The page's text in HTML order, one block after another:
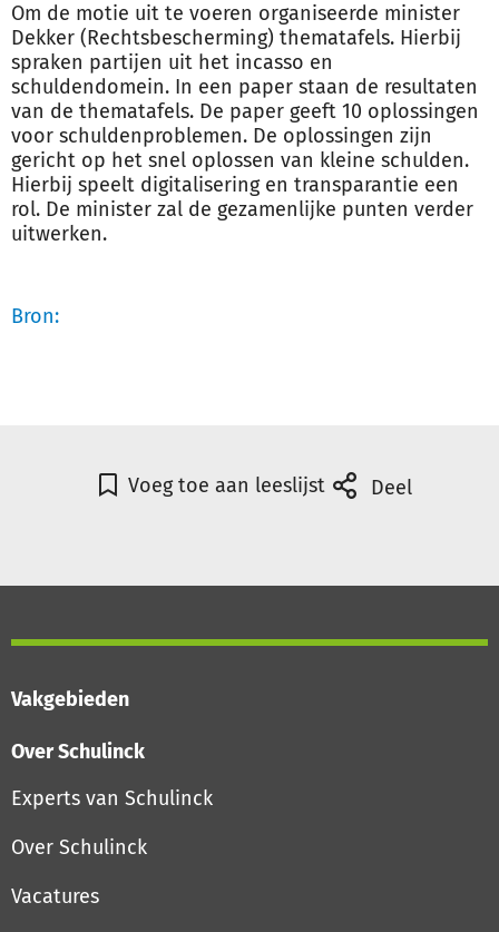
Om de motie uit te voeren organiseerde minister
Dekker (Rechtsbescherming) thematafels. Hierbij
spraken partijen uit het incasso en
schuldendomein. In een paper staan de resultaten
van de thematafels. De paper geeft 10 oplossingen
voor schuldenproblemen. De oplossingen zijn
gericht op het snel oplossen van kleine schulden.
Hierbij speelt digitalisering en transparantie een
rol. De minister zal de gezamenlijke punten verder
uitwerken.
Bron:
Voeg toe aan leeslijst Deel
Vakgebieden
Over Schulinck
Experts van Schulinck
Over Schulinck
Vacatures